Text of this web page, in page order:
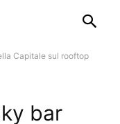
Capitale sul rooftop
bar